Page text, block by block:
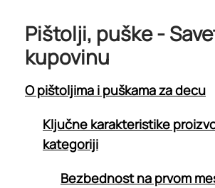
Pištolji, puške -
kupovinu
O pištoljima i puškama za decu
Ključne karakteristike
kategoriji
Bezbednost na prvom